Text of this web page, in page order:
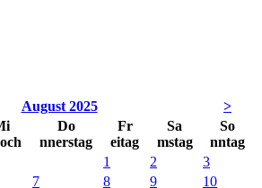
August 2025
>
Do
nnerstag
Fr
eitag
Sa
mstag
So
nntag
1
2
3
7 8 9
10